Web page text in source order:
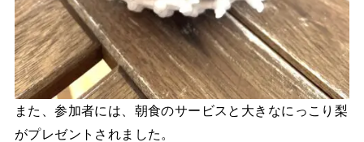
また、参加者には、朝食のサービスと大きなにっこり梨
がプレゼントされました。